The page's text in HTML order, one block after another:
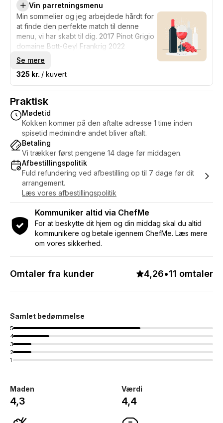
Vin parretningsmenu
Min sommelier og jeg arbejdede hårdt for
at finde den perfekte match til denne
menu, vi har skabt til dig. 2017 Pinot Grigio
domaine Bott-Geyl Frankrig 2022
Sauvignon Blanc ME fra Matahiwi Estate
New Zealand 2018 Tempranillo Figuero 12
Ribera del Duero Spanien 2020
Chardonnay Harewood Estate Australien
2011 Port Dalva Colheita Portugal
Se mere
325 kr. / kuvert
Praktisk
Mødetid
Kokken kommer på den aftalte adresse 1 time inden
spisetid medmindre andet bliver aftalt.
Betaling
Vi trækker først pengene 14 dage før middagen.
Afbestillingspolitik
Fuld refundering ved afbestilling op til 7 dage før dit
arrangement.
Læs vores afbestillingspolitik
Kommuniker altid via ChefMe
For at beskytte dit hjem og din middag skal du altid
kommunikere og betale igennem ChefMe. Læs mere
om vores sikkerhed.
Omtaler fra kunder 4,26•11 omtaler
Samlet bedømmelse
5
4
3
2
1
Maden
4,3
Værdi
4,4